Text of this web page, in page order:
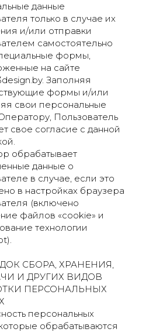
данные
только в случае их
и/или отправки
самостоятельно
формы,
на сайте
Заполняя
формы и/или
свои персональные
Пользователь
свое согласие с данной
обрабатывает
данные о
в случае, если это
в настройках браузера
(включено
файлов «cookie» и
технологии
СБОРА, ХРАНЕНИЯ,
И ДРУГИХ ВИДОВ
ПЕРСОНАЛЬНЫХ
персональных
обрабатываются